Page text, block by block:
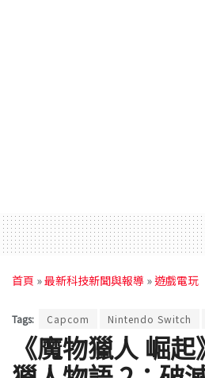
首頁 »最新科技新聞與報導 »遊戲電玩
Tags: Capcom Nintendo Switch
《魔物獵人 崛